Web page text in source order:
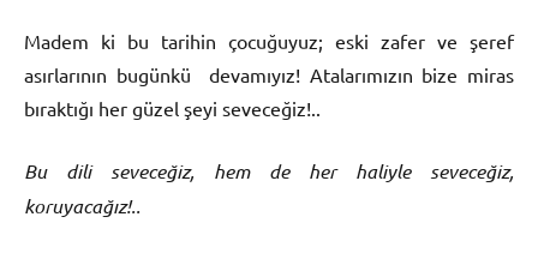
Madem ki bu tarihin çocuğuyuz; eski zafer ve şeref
asırlarının bugünkü devamıyız! Atalarımızın bize miras
bıraktığı her güzel şeyi seveceğiz!..
Bu dili seveceğiz, hem de her haliyle seveceğiz,
koruyacağız!..